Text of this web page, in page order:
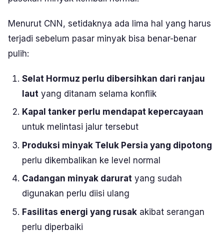
Menurut CNN, setidaknya ada lima hal yang harus
terjadi sebelum pasar minyak bisa benar-benar
pulih:
Selat Hormuz perlu dibersihkan dari ranjau
laut yang ditanam selama konflik
Kapal tanker perlu mendapat kepercayaan
untuk melintasi jalur tersebut
Produksi minyak Teluk Persia yang dipotong
perlu dikembalikan ke level normal
Cadangan minyak darurat yang sudah
digunakan perlu diisi ulang
Fasilitas energi yang rusak akibat serangan
perlu diperbaiki